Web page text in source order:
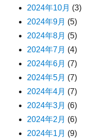
2024年10月 (3)
2024年9月 (5)
2024年8月 (5)
2024年7月 (4)
2024年6月 (7)
2024年5月 (7)
2024年4月 (7)
2024年3月 (6)
2024年2月 (6)
2024年1月 (9)